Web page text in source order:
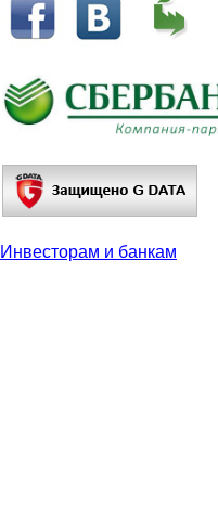
Инвесторам и банкам